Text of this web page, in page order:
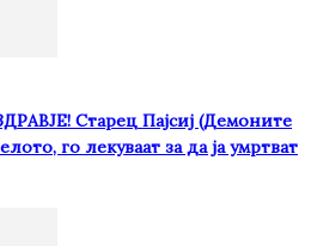
Старец Пајсиј (Демоните
го лекуваат за да ја умртват